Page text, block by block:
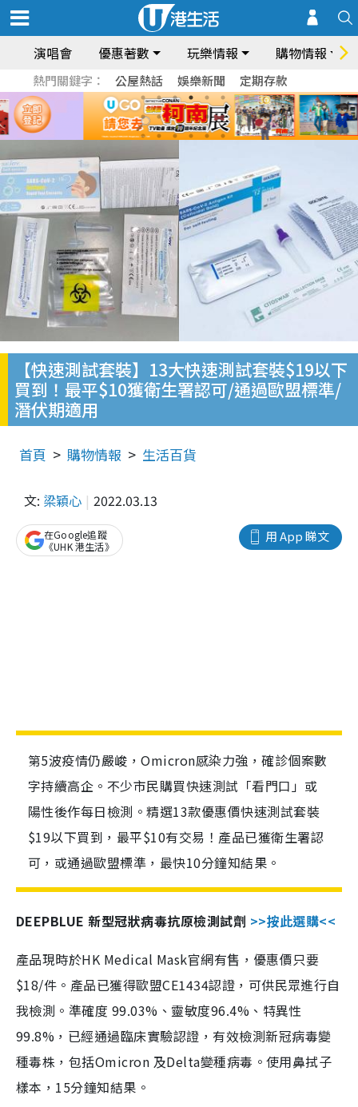
演唱會 優惠著數 玩樂情報 購物情報
熱門關鍵字： 公屋熱話 娛樂新聞 定期存款
【快速測試套裝】13大快速測試套裝$19以下
買到！最平$10獲衛生署認可/通過歐盟標準/
潛伏期適用
首頁 購物情報 生活百貨
文: 梁穎心 2022.03.13
用 App 睇文
在Google追蹤
《UHK 港生活》
第5波疫情仍嚴峻，Omicron感染力強，確診個案數
字持續高企。不少市民購買快速測試「看門口」或
陽性後作每日檢測。精選13款優惠價快速測試套裝
$19以下買到，最平$10有交易！產品已獲衛生署認
可，或通過歐盟標準，最快10分鐘知結果。
DEEPBLUE 新型冠狀病毒抗原檢測試劑 >>按此選購<<
產品現時於HK Medical Mask官網有售，優惠價只要
$18/件。產品已獲得歐盟CE1434認證，可供民眾進行自
我檢測。準確度 99.03%、靈敏度96.4%、特異性
99.8%，已經通過臨床實驗認證，有效檢測新冠病毒變
種毒株，包括Omicron 及Delta變種病毒。使用鼻拭子
樣本，15分鐘知結果。